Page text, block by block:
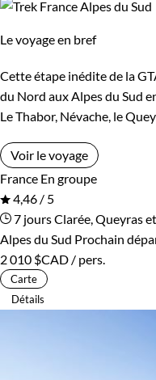
Le voyage en bref
Cette étape inédite de la
du Nord aux Alpes du Sud
Le Thabor, Névache, le
Voir le voyage
France En groupe
4,46 / 5
7 joursClarée, Queyras
Alpes du Sud Prochain
2 010 $CAD / pers.
Carte
Détails